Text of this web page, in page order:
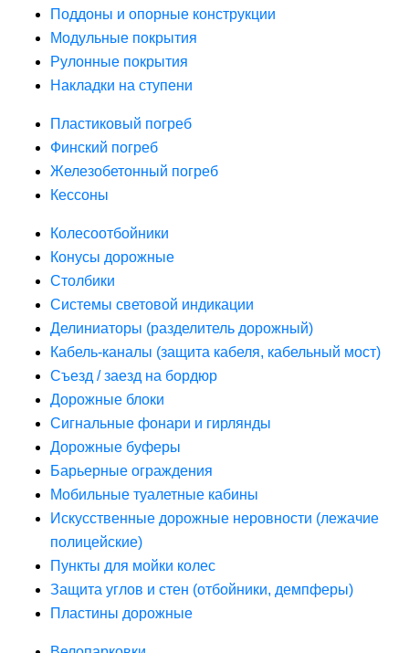
Поддоны и опорные конструкции
Модульные покрытия
Рулонные покрытия
Накладки на ступени
Пластиковый погреб
Финский погреб
Железобетонный погреб
Кессоны
Колесоотбойники
Конусы дорожные
Столбики
Системы световой индикации
Делиниаторы (разделитель дорожный)
Кабель-каналы (защита кабеля, кабельный мост)
Съезд / заезд на бордюр
Дорожные блоки
Сигнальные фонари и гирлянды
Дорожные буферы
Барьерные ограждения
Мобильные туалетные кабины
Искусственные дорожные неровности (лежачие
полицейские)
Пункты для мойки колес
Защита углов и стен (отбойники, демпферы)
Пластины дорожные